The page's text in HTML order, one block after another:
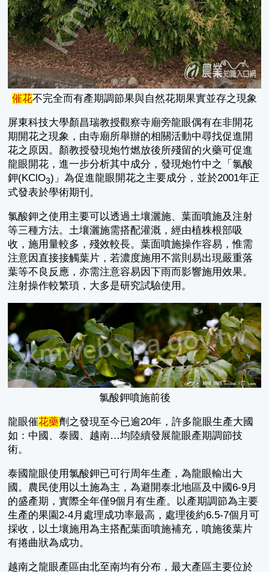
催花不完全而有產期調節果與自然花期果實並存之現象
屏東科技大學顏昌瑞教授觀察寺廟旁龍眼偶有在非開花
期開花之現象，由寺廟所舉辦的相關活動中尋找促進開
花之原因。顏教授發現炮竹燃放後所殘留的火藥可促進
龍眼開花，進一步分析其中成分，發現炮竹中之「氯酸
鉀(KClO3)」為促進龍眼開花之主要成分，並於2001年正
式發表於學術期刊。
氯酸鉀之使用主要可以透過土壤灑施、葉面噴施及注射
等三種方法。土壤灑施需搭配灌溉，經由植株根部吸
收，施用量較多，殘效較長。葉面噴施操作容易，惟需
注意因直接接觸葉片，若濃度施用不當則易出現嚴重落
葉等不良反應，亦需注意容易因下雨而影響施用效果。
注射操作較繁瑣，大多是研究試驗使用。
氯酸鉀噴施前後
龍眼催花藥劑之發現至今已逾20年，許多龍眼生產大國
如：中國、泰國、越南…均陸續發展龍眼產期調節技
術。
泰國龍眼使用氯酸鉀已可行周年生產，為龍眼輸出大
國。農民使用以土施為主，為避開泰北地區及中國6-9月
的盛產期，實際全年僅9個月有生產。以產期調節為主要
生產的果園2-4月處理成功率最高，處理後約6.5-7個月可
採收，以土壤施用為主搭配葉面噴施補充，噴施後葉片
有捲曲狀為成功。
越南之龍眼產區由北至南均有分布，最大產區主要位於